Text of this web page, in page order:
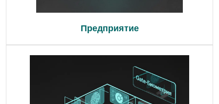
Предприятие